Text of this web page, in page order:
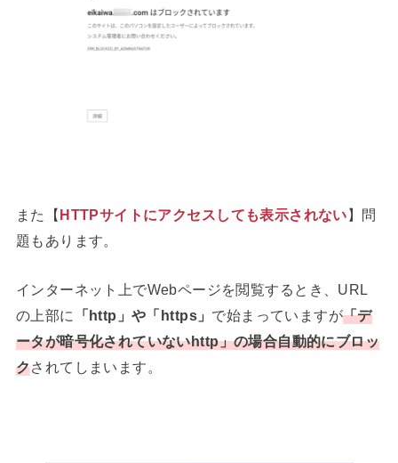
また【HTTPサイトにアクセスしても表示されない】問
題もあります。
インターネット上でWebページを閲覧するとき、URL
の上部に
「http」や「https」 で始まっていますが「デ
ータが暗号化されていないhttp」の場合自動的にブロッ
クされてしまいます。